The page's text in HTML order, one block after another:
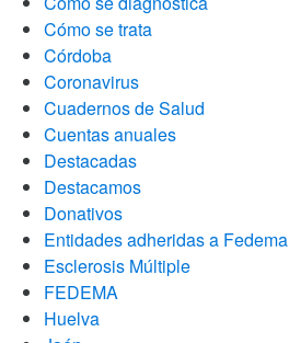
Cómo se trata
Córdoba
Coronavirus
Cuadernos de Salud
Cuentas anuales
Destacadas
Destacamos
Donativos
Entidades adheridas a Fedema
Esclerosis Múltiple
FEDEMA
Huelva